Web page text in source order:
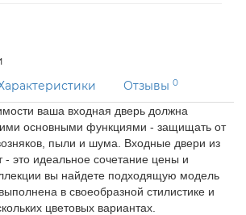
Отзывы 0
ваша входная дверь должна
основными функциями - защищать от
пыли и шума. Входные двери из
- это идеальное сочетание цены и
вы найдете подходящую модель
в своеобразной стилистике и
цветовых вариантах.